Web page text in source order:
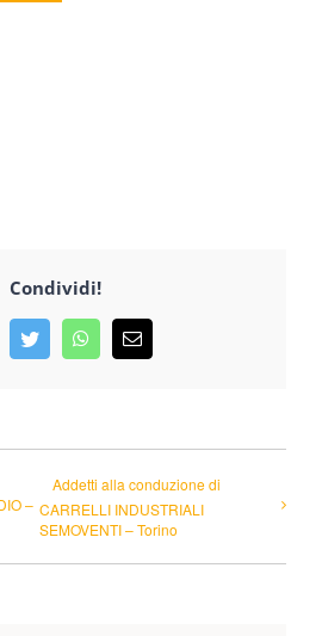
Condividi!
TwitterWhatsApp
Email
–
Addetti alla conduzione di
CARRELLI INDUSTRIALI
SEMOVENTI – Torino